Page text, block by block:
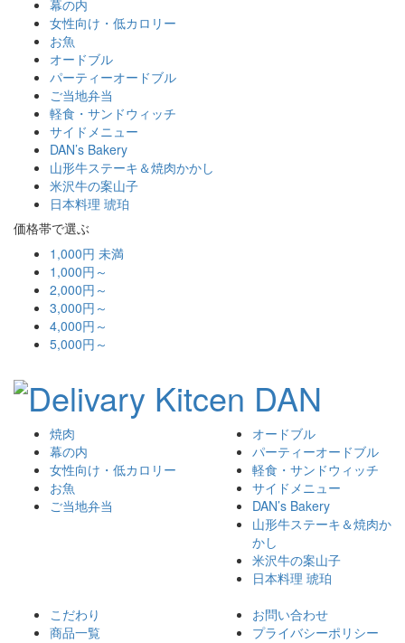
幕の内
女性向け・低カロリー
お魚
オードブル
パーティーオードブル
ご当地弁当
軽食・サンドウィッチ
サイドメニュー
DAN’s Bakery
山形牛ステーキ＆焼肉かかし
米沢牛の案山子
日本料理 琥珀
価格帯で選ぶ
1,000円 未満
1,000円～
2,000円～
3,000円～
4,000円～
5,000円～
焼肉
幕の内
女性向け・低カロリー
お魚
ご当地弁当
オードブル
パーティーオードブル
軽食・サンドウィッチ
サイドメニュー
DAN’s Bakery
山形牛ステーキ＆焼肉か
かし
米沢牛の案山子
日本料理 琥珀
こだわり
商品一覧
お問い合わせ
プライバシーポリシー